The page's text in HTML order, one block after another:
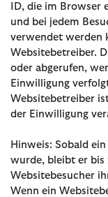
ID, die im Browser
und bei jedem
verwendet werden
Websitebetreiber.
oder abgerufen,
Einwilligung
Websitebetreiber
der Einwilligung
Hinweis: Sobald
wurde, bleibt er bis
Websitebesucher
Wenn ein